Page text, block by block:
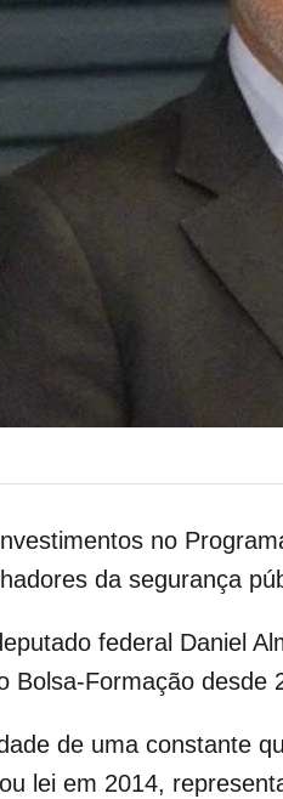
no
da segurança
federal Daniel
Bolsa-Formação
de uma constante
lei em 2014,